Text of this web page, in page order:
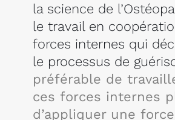
la science de
le travail en
forces internes qui
le processus de
préférable de
ces forces internes
d’appliquer une